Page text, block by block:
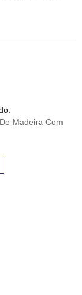
Madeira Com